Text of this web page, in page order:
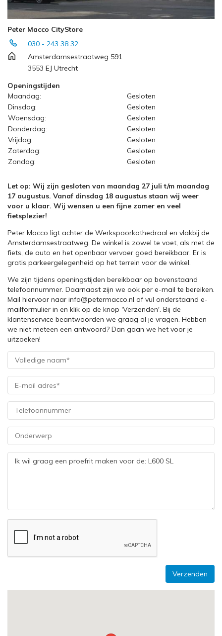
Peter Macco CityStore
030 - 243 38 32
Amsterdamsestraatweg 591
3553 EJ Utrecht
Openingstijden
Maandag:
Gesloten
Dinsdag:
Gesloten
Woensdag:
Gesloten
Donderdag:
Gesloten
Vrijdag:
Gesloten
Zaterdag:
Gesloten
Zondag:
Gesloten
Let op: Wij zijn gesloten van maandag 27 juli t/m maandag
17 augustus. Vanaf dinsdag 18 augustus staan wij weer
voor u klaar. Wij wensen u een fijne zomer en veel
fietsplezier!
Peter Macco ligt achter de Werkspoorkathedraal en vlakbij de
Amsterdamsestraatweg. De winkel is zowel te voet, als met de
fiets, de auto en het openbaar vervoer goed bereikbaar. Er is
gratis parkeergelegenheid op het terrein voor de winkel.
We zijn tijdens openingstijden bereikbaar op bovenstaand
telefoonnummer. Daarnaast zijn we ook per e-mail te bereiken.
Mail hiervoor naar info@petermacco.nl of vul onderstaand e-
mailformulier in en klik op de knop 'Verzenden'. Bij de
klantenservice beantwoorden we graag al je vragen. Hebben
we niet meteen een antwoord? Dan gaan we het voor je
uitzoeken!
Verzenden